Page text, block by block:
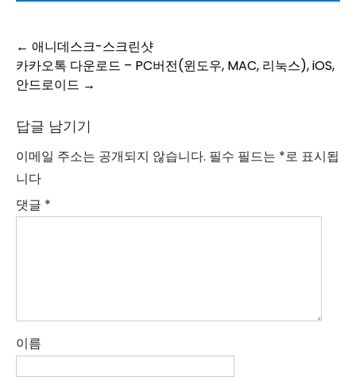
Post
navigation
← 애니데스크-스크린샷
카카오톡 다운로드 – PC버전(윈도우, MAC, 리눅스), iOS,
안드로이드 →
답글 남기기
이메일 주소는 공개되지 않습니다. 필수 필드는 *로 표시됩
니다
댓글 *
이름